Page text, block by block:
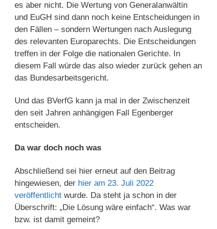
es aber nicht. Die Wertung von Generalanwältin
und EuGH sind dann noch keine Entscheidungen in
den Fällen – sondern Wertungen nach Auslegung
des relevanten Europarechts. Die Entscheidungen
treffen in der Folge die nationalen Gerichte. In
diesem Fall würde das also wieder zurück gehen an
das Bundesarbeitsgericht.
Und das BVerfG kann ja mal in der Zwischenzeit
den seit Jahren anhängigen Fall Egenberger
entscheiden.
Da war doch noch was
Abschließend sei hier erneut auf den Beitrag
hingewiesen, der hier am 23. Juli 2022
veröffentlicht wurde. Da steht ja schon in der
Überschrift: „Die Lösung wäre einfach“. Was war
bzw. ist damit gemeint?